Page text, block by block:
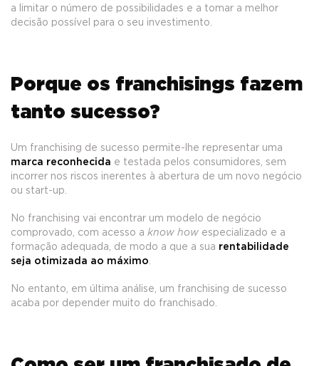
a limitar o número de possibilidades e a tomar a melhor
decisão possível para o seu investimento.
Porque os franchisings fazem
tanto sucesso?
Um franchising de sucesso permite-lhe representar uma
marca reconhecida e testada pelos consumidores, sem
incorrer nos riscos inerentes à abertura de um novo negócio
ou start-up.
No franchising vai encontrar um modelo de negócio
comprovado, com acesso a know how especializado e a
formação adequada, de modo a que a sua rentabilidade
seja otimizada ao máximo
No entanto, em última análise, um franchising de sucesso
acaba por depender muito do franchisado.